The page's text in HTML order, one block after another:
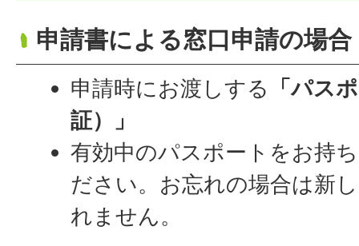
申請書による窓口申請の場合
申請時にお渡しする
「パス
証）」
有効中のパスポートをお持
ださい。お忘れの場合は新
れません。